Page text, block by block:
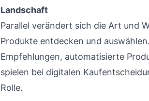
Landschaft
Parallel verändert sich die Art und
Produkte entdecken und
Empfehlungen, automatisierte
spielen bei digitalen
Rolle.